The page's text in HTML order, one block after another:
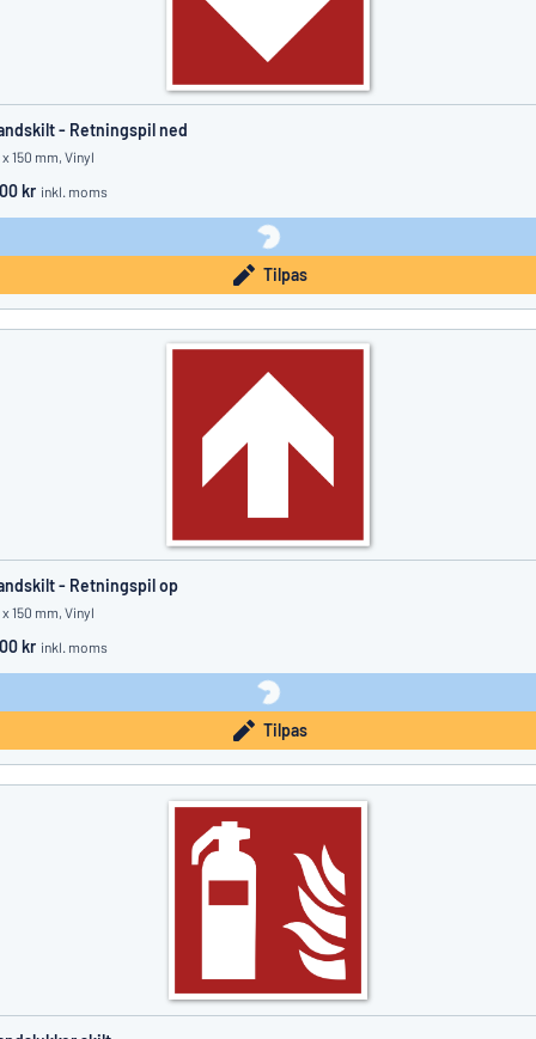
- Retningspil ned
x 150 mm, Vinyl
kr inkl. moms
Tilpas
- Retningspil op
x 150 mm, Vinyl
kr inkl. moms
Tilpas